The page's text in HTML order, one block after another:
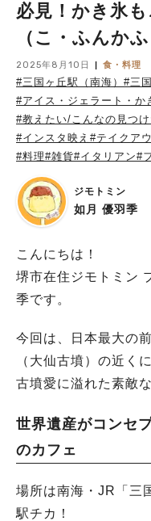
必見！かき氷
（こ・ふんかふ
2025年8月10日 食・料理
#三国ヶ丘駅（南海） #三
#アイス・ジェラート・か
#教えたい/こんなの見つけ
#インスタ映え #テイクア
#料理#雑貨#イタリアン#
ジモトミン
如月 優羽季
こんにちは！
堺市在住ジモトミン
季です。
今回は、日本最大の
（大仙古墳）の近く
古墳愛に溢れた素敵
世界遺産がコンセ
のカフェ
場所は南海・JR「三
駅チカ！